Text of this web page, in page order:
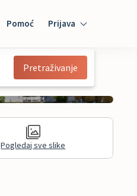
Pomoć Prijava
Mybooking
Pretraživanje
Pogledaj sve slike